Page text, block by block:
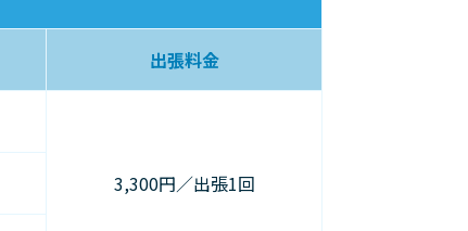
出張料金
3,300円／出張1回